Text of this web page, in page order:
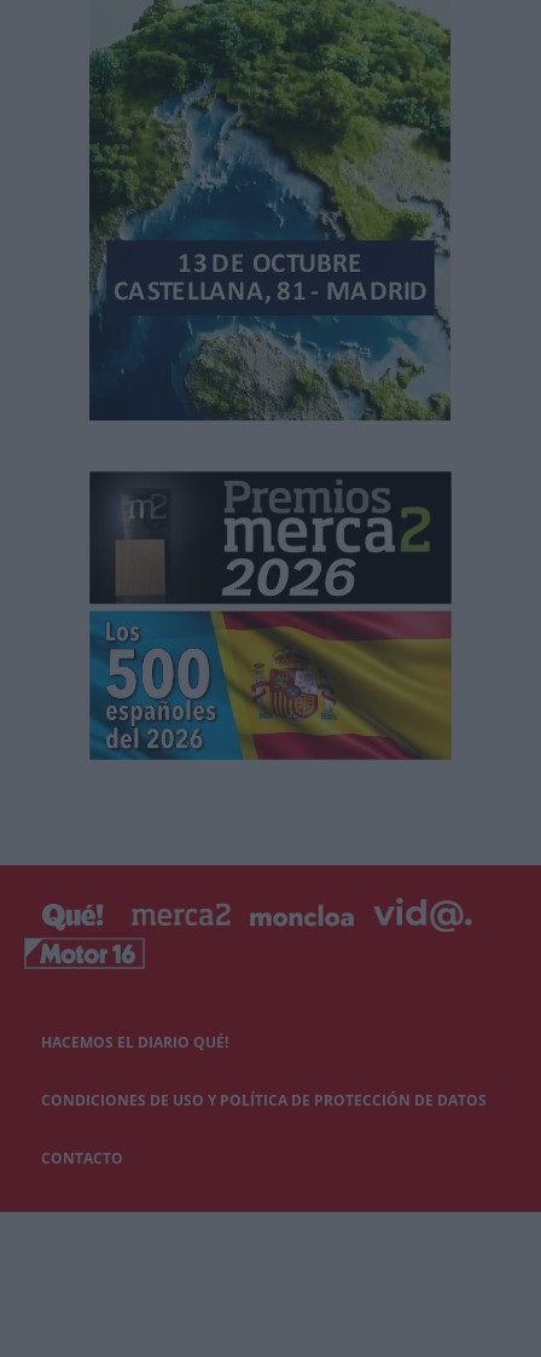
HACEMOS EL DIARIO QUÉ!
CONDICIONES DE USO Y POLÍTICA DE PROTECCIÓN DE DATOS
CONTACTO